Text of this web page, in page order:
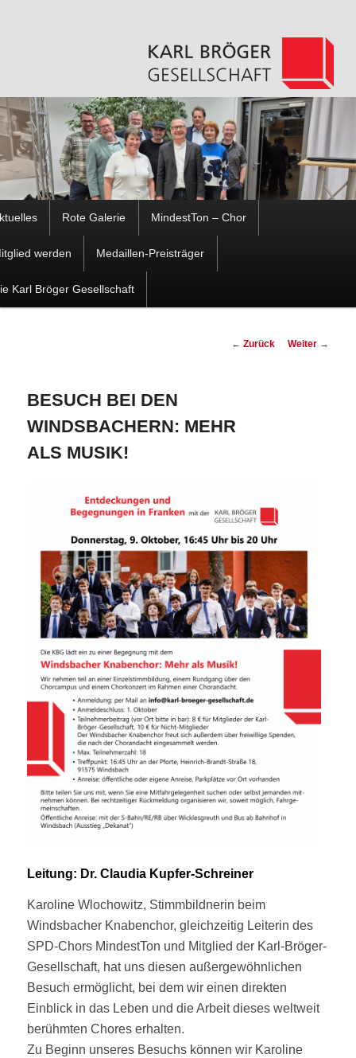
Zum
wechseln
Zum
Inhalt
Rote Galerie MindestTon – Chor
werden Medaillen-Preisträger
Karl Bröger Gesellschaft
Beitragsnavigation
← Zurück Weiter →
BESUCH BEI DEN
WINDSBACHERN: MEHR
ALS MUSIK!
Leitung: Dr. Claudia Kupfer-Schreiner
Karoline Wlochowitz, Stimmbildnerin beim
Windsbacher Knabenchor, gleichzeitig Leiterin des
SPD-Chors MindestTon und Mitglied der Karl-Bröger-
Gesellschaft, hat uns diesen außergewöhnlichen
Besuch ermöglicht, bei dem wir einen direkten
Einblick in das Leben und die Arbeit dieses weltweit
berühmten Chores erhalten.
Zu Beginn unseres Besuchs können wir Karoline